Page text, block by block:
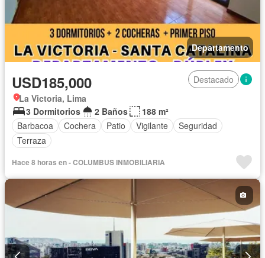
Departamento
USD185,000
Destacado
La Victoria, Lima
3 Dormitorios
2 Baños
188 m²
Barbacoa
Cochera Patio Vigilante
Seguridad
Terraza
Hace 8 horas en - COLUMBUS INMOBILIARIA